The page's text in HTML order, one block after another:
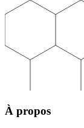
À propos